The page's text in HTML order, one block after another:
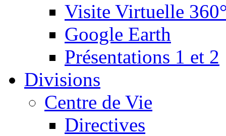
Visite Virtuelle
Google Earth
Présentations 1 et 2
Divisions
Centre de Vie
Directives